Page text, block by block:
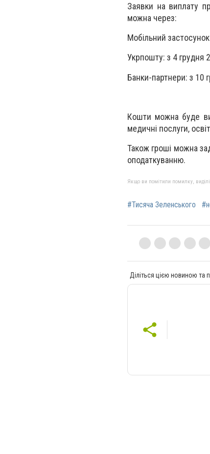
Заявки на виплату
можна через:
Мобільний
Укрпошту: з 4 грудня
Банки-партнери: з 10
Кошти можна буде
медичні послуги,
Також гроші можна
оподаткуванню.
Якщо ви помітили помилку,
#Тисяча Зеленського
Діліться цією новиною та